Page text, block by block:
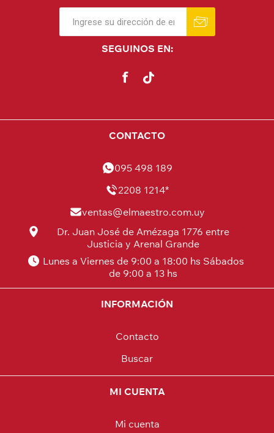
SEGUINOS EN:
CONTACTO
095 498 189
2208 1214*
ventas@elmaestro.com.uy
Dr. Juan José de Amézaga 1776 entre
Justicia y Arenal Grande
Lunes a Viernes de 9:00 a 18:00 hs Sábados
de 9:00 a 13 hs
INFORMACIÓN
Contacto
Buscar
MI CUENTA
Mi cuenta